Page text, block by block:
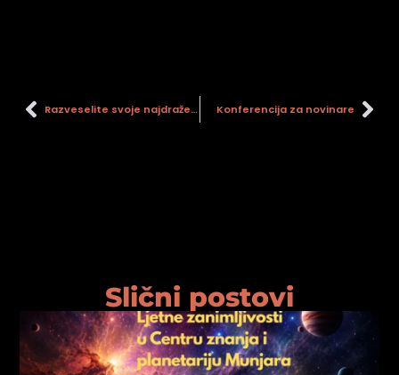
Razveselite svoje najdraže originalnim poklonom Konferencija za novinare
Slični postovi